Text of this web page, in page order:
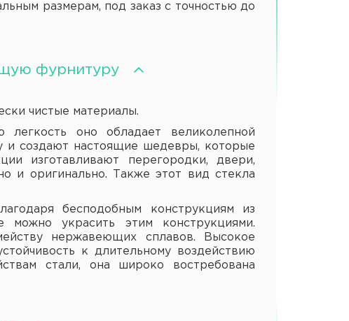
размерам, под заказ с точностью до
фурнитуру
чистые материалы.
оно обладает великолепной
и создают настоящие шедевры, которые
изготавливают перегородки, двери,
и оригинально. Также этот вид стекла
бесподобным конструкциям из
украсить этим конструкциями.
нержавеющих сплавов. Высокое
к длительному воздействию
стали, она широко востребована